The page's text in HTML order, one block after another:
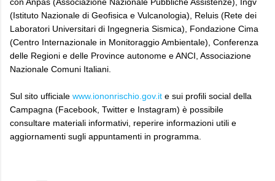
(Istituto Nazionale di Geofisica e Vulcanologia), Reluis (Rete dei
Laboratori Universitari di Ingegneria Sismica), Fondazione Cima
(Centro Internazionale in Monitoraggio Ambientale), Conferenza
delle Regioni e delle Province autonome e ANCI, Associazione
Nazionale Comuni Italiani.
Sul sito ufficiale www.iononrischio.gov.it e sui profili social della
Campagna (Facebook, Twitter e Instagram) è possibile
consultare materiali informativi, reperire informazioni utili e
aggiornamenti sugli appuntamenti in programma.